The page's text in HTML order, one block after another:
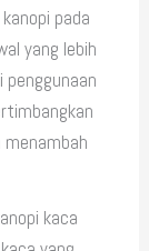
pada
yang lebih
menambah
kaca